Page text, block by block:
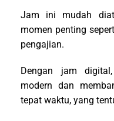
Jam ini mudah
momen penting
pengajian.
Dengan jam
modern dan
tepat waktu, yang